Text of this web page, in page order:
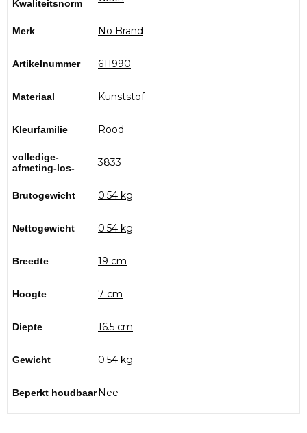
Kwaliteitsnorm
Merk No Brand
Artikelnummer 611990
Materiaal Kunststof
Kleurfamilie Rood
volledige-
afmeting-los-
3833
Brutogewicht 0.54 kg
Nettogewicht 0.54 kg
Breedte 19 cm
Hoogte 7 cm
Diepte 16.5 cm
Gewicht 0.54 kg
Beperkt houdbaarNee